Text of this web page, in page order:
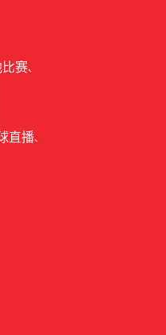
赛
直播